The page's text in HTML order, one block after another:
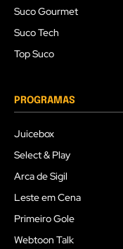
Suco Gourmet
Suco Tech
Top Suco
PROGRAMAS
Juicebox
Select & Play
Arca de Sigil
Leste em Cena
Primeiro Gole
Webtoon Talk